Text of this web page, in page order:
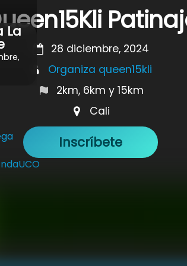
28 diciembre, 2024
Organiza queen15kli
2km, 6km y 15km
Cali
Inscríbete
La